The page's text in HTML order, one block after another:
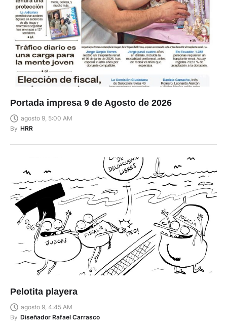
Portada impresa 9 de Agosto de 2026
agosto 9, 5:00 AM
By HRR
Pelotita playera
agosto 9, 4:45 AM
By Diseñador Rafael Carrasco